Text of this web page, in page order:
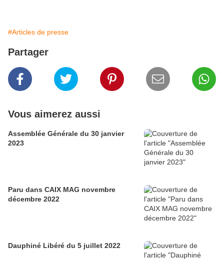
#Articles de presse
Partager
Vous aimerez aussi
Assemblée Générale du 30 janvier
2023
Paru dans CAIX MAG novembre
décembre 2022
Dauphiné Libéré du 5 juillet 2022